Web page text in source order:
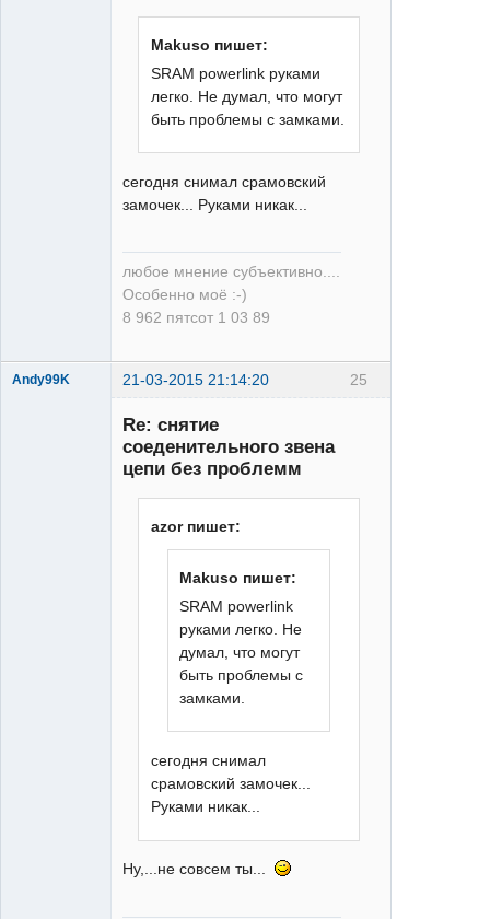
Makuso пишет:
SRAM powerlink руками
легко. Не думал, что могут
быть проблемы с замками.
сегодня снимал срамовский
замочек... Руками никак...
любое мнение субъективно....
Особенно моё :-)
8 962 пятсот 1 03 89
25
Andy99K 21-03-2015 21:14:20
Re: снятие
соеденительного звена
цепи без проблемм
azor пишет:
Makuso пишет:
SRAM powerlink
руками легко. Не
думал, что могут
быть проблемы с
замками.
сегодня снимал
срамовский замочек...
Руками никак...
Ну,...не совсем ты...